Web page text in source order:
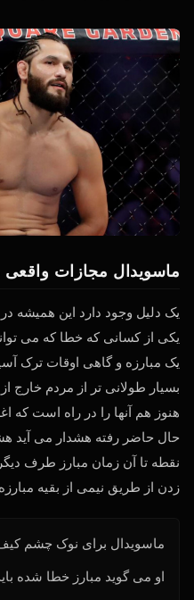
ماسویدال مجازات
یکی از کسانی که خطا که می
یک مبارزه و گاهی اوقات ترک
بسیار طولانی تر از مردم خارج
هنوز هم آنها را در راه است که
حال حاضر رفته هشدار می آید
نقطه تا آن زمان مبارز طرف
زدن از طریق نیمی از بقیه
ماسویدال برای نوک چشم
او می گوید مبارز خطا شده